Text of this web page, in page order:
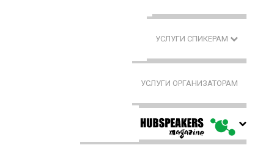
УСЛУГИ СПИКЕРАМ
УСЛУГИ ОРГАНИЗАТОРАМ